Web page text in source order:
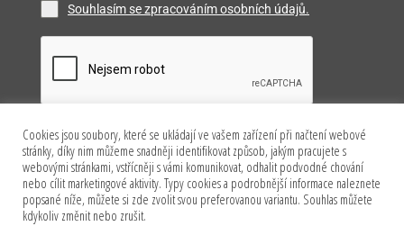
Souhlasím se zpracováním osobních údajů.
Odeslat
Cookies jsou soubory, které se ukládají ve vašem zařízení při načtení webové
stránky, díky nim můžeme snadněji identifikovat způsob, jakým pracujete s
webovými stránkami, vstřícněji s vámi komunikovat, odhalit podvodné chování
nebo cílit marketingové aktivity. Typy cookies a podrobnější informace naleznete
popsané níže, můžete si zde zvolit svou preferovanou variantu. Souhlas můžete
kdykoliv změnit nebo zrušit.